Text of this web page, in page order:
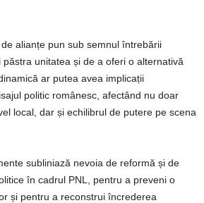
alianțe pun sub semnul întrebării
unitatea și de a oferi o alternativă
ar putea avea implicații
politic românesc, afectând nu doar
local, dar și echilibrul de putere pe scena
subliniază nevoia de reformă și de
în cadrul PNL, pentru a preveni o
și pentru a reconstrui încrederea